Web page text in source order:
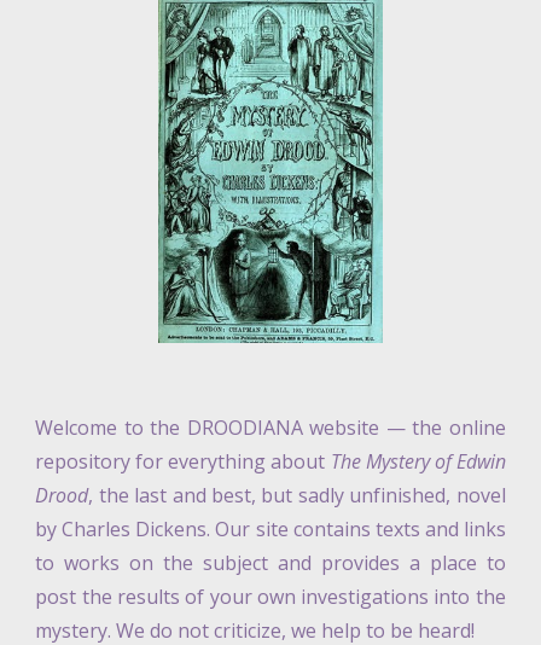
Welcome to the DROODIANA website —the online
repository for everything about The Mystery of Edwin
Drood, the last and best, but sadly unfinished, novel
by Charles Dickens. Our site contains texts and links
to works on the subject and provides a place to
post the results of your own investigations into the
mystery. We do not criticize, we help to be heard!